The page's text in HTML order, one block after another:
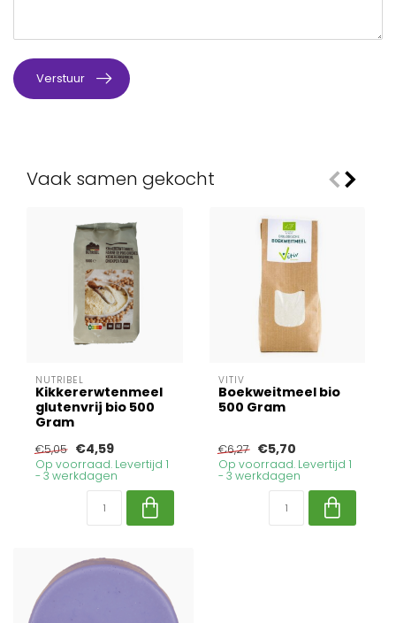
Verstuur
Vaak samen gekocht
NUTRIBEL
Kikkererwtenmeel
glutenvrij bio 500
Gram
€5,05 €4,59
Op voorraad. Levertijd 1
- 3 werkdagen
VITIV
Boekweitmeel bio
500 Gram
€6,27 €5,70
Op voorraad. Levertijd 1
- 3 werkdagen